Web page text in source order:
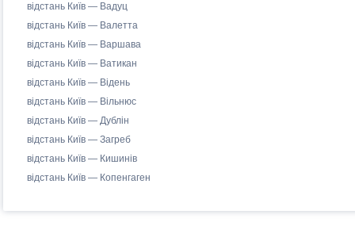
відстань Київ — Вадуц
відстань Київ — Валетта
відстань Київ — Варшава
відстань Київ — Ватикан
відстань Київ — Відень
відстань Київ — Вільнюс
відстань Київ — Дублін
відстань Київ — Загреб
відстань Київ — Кишинів
відстань Київ — Копенгаген